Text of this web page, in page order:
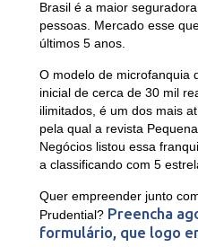
Brasil é a maior
pessoas. Mercado esse
últimos 5 anos.
O modelo de microfanquia
inicial de cerca de 30 mil
ilimitados, é um dos mais
pela qual a revista
Negócios listou essa
a classificando com 5
Quer empreender junto
Prudential? Preencha
formulário, que logo